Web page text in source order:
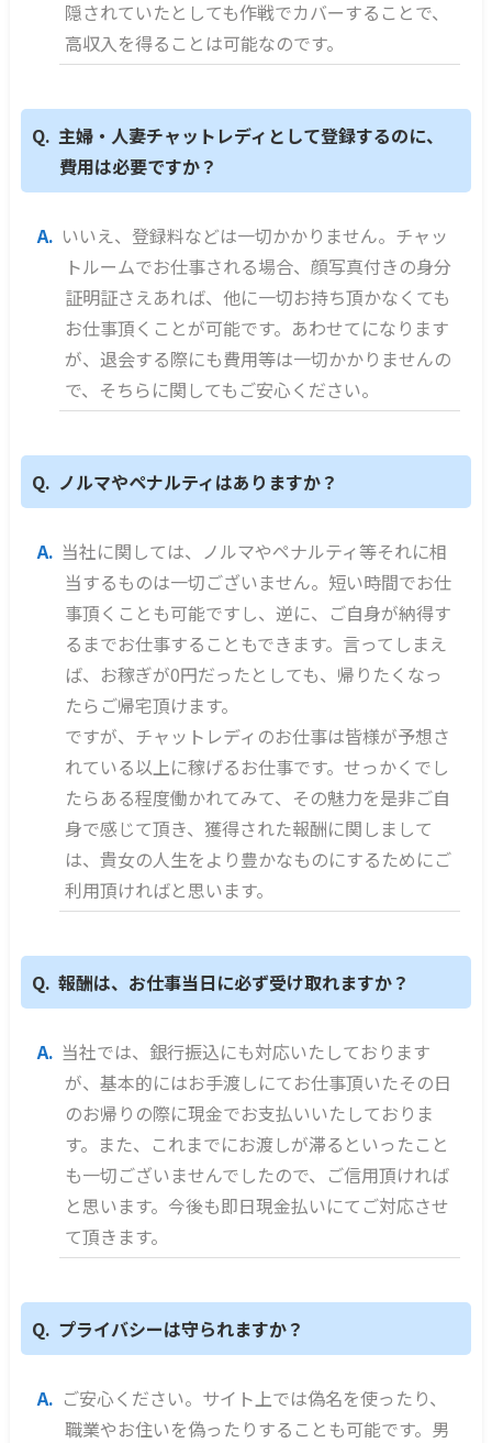
隠されていたとしても作戦でカバーすることで、
高収入を得ることは可能なのです。
主婦・人妻チャットレディとして登録するのに、
費用は必要ですか？
いいえ、登録料などは一切かかりません。チャッ
トルームでお仕事される場合、顔写真付きの身分
証明証さえあれば、他に一切お持ち頂かなくても
お仕事頂くことが可能です。あわせてになります
が、退会する際にも費用等は一切かかりませんの
で、そちらに関してもご安心ください。
ノルマやペナルティはありますか？
当社に関しては、ノルマやペナルティ等それに相
当するものは一切ございません。短い時間でお仕
事頂くことも可能ですし、逆に、ご自身が納得す
るまでお仕事することもできます。言ってしまえ
ば、お稼ぎが0円だったとしても、帰りたくなっ
たらご帰宅頂けます。
ですが、チャットレディのお仕事は皆様が予想さ
れている以上に稼げるお仕事です。せっかくでし
たらある程度働かれてみて、その魅力を是非ご自
身で感じて頂き、獲得された報酬に関しまして
は、貴女の人生をより豊かなものにするためにご
利用頂ければと思います。
報酬は、お仕事当日に必ず受け取れますか？
当社では、銀行振込にも対応いたしております
が、基本的にはお手渡しにてお仕事頂いたその日
のお帰りの際に現金でお支払いいたしておりま
す。また、これまでにお渡しが滞るといったこと
も一切ございませんでしたので、ご信用頂ければ
と思います。今後も即日現金払いにてご対応させ
て頂きます。
プライバシーは守られますか？
ご安心ください。サイト上では偽名を使ったり、
職業やお住いを偽ったりすることも可能です。男